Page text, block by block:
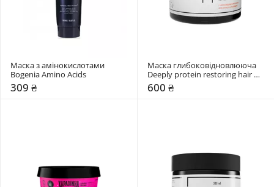
Маска з амінокислотами
Bogenia Amino Acids
309 ₴
Маска глибоковідновлююча
Deeply protein restoring hair
mask
600 ₴